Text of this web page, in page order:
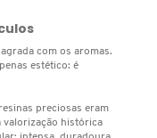
com os aromas.
estético: é
preciosas eram
valorização histórica